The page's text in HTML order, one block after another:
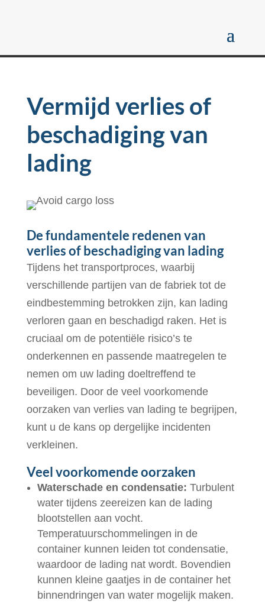
Vermijd verlies of
beschadiging van
lading
De fundamentele redenen van
verlies of beschadiging van lading
Tijdens het transportproces, waarbij
verschillende partijen van de fabriek tot de
eindbestemming betrokken zijn, kan lading
verloren gaan en beschadigd raken. Het is
cruciaal om de potentiële risico’s te
onderkennen en passende maatregelen te
nemen om uw lading doeltreffend te
beveiligen. Door de veel voorkomende
oorzaken van verlies van lading te begrijpen,
kunt u de kans op dergelijke incidenten
verkleinen.
Veel voorkomende oorzaken
Waterschade en condensatie: Turbulent
water tijdens zeereizen kan de lading
blootstellen aan vocht.
Temperatuurschommelingen in de
container kunnen leiden tot condensatie,
waardoor de lading nat wordt. Bovendien
kunnen kleine gaatjes in de container het
binnendringen van water mogelijk maken.